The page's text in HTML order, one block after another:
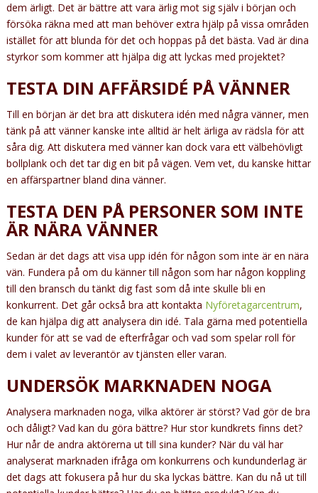
dem ärligt. Det är bättre att vara ärlig mot sig själv i början och
försöka räkna med att man behöver extra hjälp på vissa områden
istället för att blunda för det och hoppas på det bästa. Vad är dina
styrkor som kommer att hjälpa dig att lyckas med projektet?
TESTA DIN AFFÄRSIDÉ PÅ VÄNNER
Till en början är det bra att diskutera idén med några vänner, men
tänk på att vänner kanske inte alltid är helt ärliga av rädsla för att
såra dig. Att diskutera med vänner kan dock vara ett välbehövligt
bollplank och det tar dig en bit på vägen. Vem vet, du kanske hittar
en affärspartner bland dina vänner.
TESTA DEN PÅ PERSONER SOM INTE
ÄR NÄRA VÄNNER
Sedan är det dags att visa upp idén för någon som inte är en nära
vän. Fundera på om du känner till någon som har någon koppling
till den bransch du tänkt dig fast som då inte skulle bli en
konkurrent. Det går också bra att kontakta Nyföretagarcentrum,
de kan hjälpa dig att analysera din idé. Tala gärna med potentiella
kunder för att se vad de efterfrågar och vad som spelar roll för
dem i valet av leverantör av tjänsten eller varan.
UNDERSÖK MARKNADEN NOGA
Analysera marknaden noga, vilka aktörer är störst? Vad gör de bra
och dåligt? Vad kan du göra bättre? Hur stor kundkrets finns det?
Hur når de andra aktörerna ut till sina kunder? När du väl har
analyserat marknaden ifråga om konkurrens och kundunderlag är
det dags att fokusera på hur du ska lyckas bättre. Kan du nå ut till